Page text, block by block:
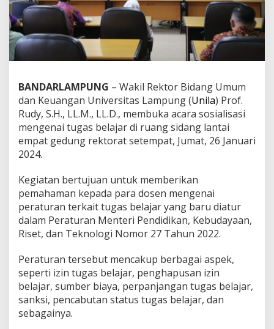
i
a
l
i
a
i
k
a
n
P
e
r
u
r
a
n
T
u
a
s
B
e
l
BANDARLAMPUNG – Wakil Rektor Bidang Umum
dan Keuangan Universitas Lampung (Unila) Prof.
Rudy, S.H., LL.M., LL.D., membuka acara sosialisasi
mengenai tugas belajar di ruang sidang lantai
empat gedung rektorat setempat, Jumat, 26 Januari
2024.
Kegiatan bertujuan untuk memberikan
pemahaman kepada para dosen mengenai
peraturan terkait tugas belajar yang baru diatur
dalam Peraturan Menteri Pendidikan, Kebudayaan,
Riset, dan Teknologi Nomor 27 Tahun 2022.
Peraturan tersebut mencakup berbagai aspek,
seperti izin tugas belajar, penghapusan izin
belajar, sumber biaya, perpanjangan tugas belajar,
sanksi, pencabutan status tugas belajar, dan
sebagainya.